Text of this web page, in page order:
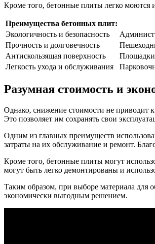
Кроме того, бетонные плиты легко моются
Преимущества бетонных плит:
Экологичность и безопасность
Прочность и долговечность
Антискользящая поверхность
Легкость ухода и обслуживания
Разумная стоимость и
Однако, снижение стоимости не приводит
Это позволяет им сохранять свои
Одним из главных преимуществ
затраты на их обслуживание и ремонт.
Кроме того, бетонные плиты могут
могут быть легко демонтированы и
Таким образом, при выборе материала для
экономически выгодным решением.